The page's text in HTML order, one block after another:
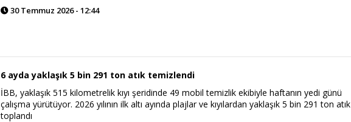
30 Temmuz 2026 - 12:44
6 ayda yaklaşık 5 bin 291 ton atık temizlendi
İBB, yaklaşık 515 kilometrelik kıyı şeridinde 49 mobil temizlik ekibiyle haftanın yedi günü
çalışma yürütüyor. 2026 yılının ilk altı ayında plajlar ve kıyılardan yaklaşık 5 bin 291 ton atık
toplandı